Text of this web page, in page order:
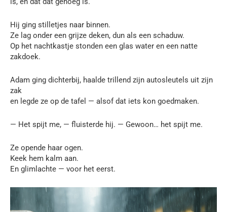
Hij ging stilletjes naar binnen.
Ze lag onder een grijze deken, dun als een schaduw.
Op het nachtkastje stonden een glas water en een natte
zakdoek.
Adam ging dichterbij, haalde trillend zijn autosleutels uit zijn
zak
en legde ze op de tafel — alsof dat iets kon goedmaken.
— Het spijt me, — fluisterde hij. — Gewoon… het spijt me.
Ze opende haar ogen.
Keek hem kalm aan.
En glimlachte — voor het eerst.